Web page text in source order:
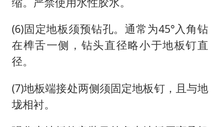
(6)固定地板须预钻孔。通常为45°入角钻
在榫舌一侧，钻头直径略小于地板钉直
径。
(7)地板端接处两侧须固定地板钉，且与地
垅相衬。